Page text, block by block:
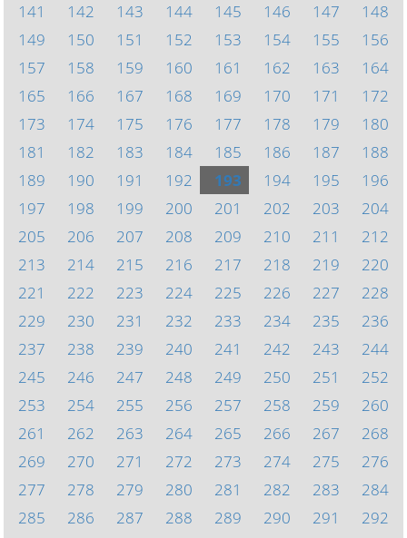
141
142 143 144 145 146 147
148
149
150 151 152 153 154 155
156
157
158 159 160 161 162 163
164
165
166 167 168 169 170 171
172
173
174 175 176 177 178 179
180
181
182 183 184 185 186 187
188
189
190 191 192 193 194 195
196
197
198 199 200 201 202 203
204
205
206 207 208 209 210 211
212
213
214 215 216 217 218 219
220
221
222 223 224 225 226 227
228
229
230 231 232 233 234 235
236
237
238 239 240 241 242 243
244
245
246 247 248 249 250 251
252
253
254 255 256 257 258 259
260
261
262 263 264 265 266 267
268
269
270 271 272 273 274 275
276
277
278 279 280 281 282 283
284
285
286 287 288 289 290 291
292